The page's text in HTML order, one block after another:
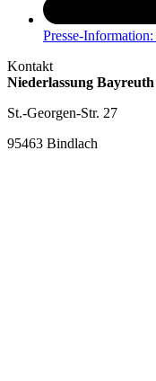
Presse-
Kontakt
Niederlassung Bayreuth
St.-Georgen-Str. 27
95463 Bindlach